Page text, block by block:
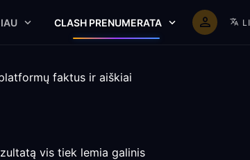
CLASH PRENUMERATA
faktus ir aiškiai
vis tiek lemia galinis